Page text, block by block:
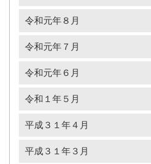
令和元年８月
令和元年７月
令和元年６月
令和１年５月
平成３１年４月
平成３１年３月